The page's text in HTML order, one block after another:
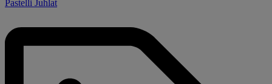
Pastelli Juhlat